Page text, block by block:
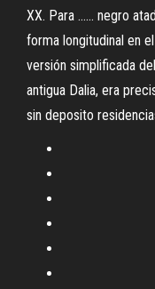
XX. Para ...... negro
forma longitudinal en
versión simplificada
antigua Dalia, era
sin deposito